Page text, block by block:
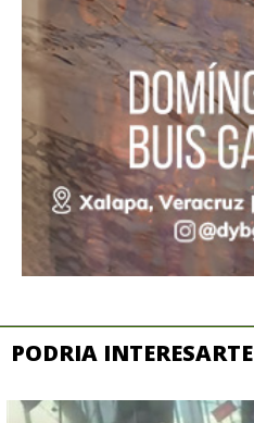
PODRIA INTERESARTE